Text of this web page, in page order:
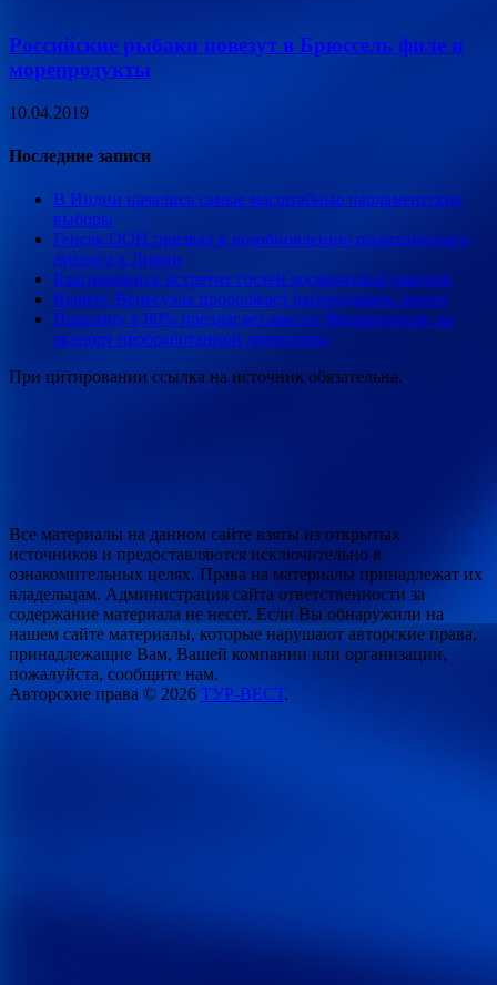
Российские рыбаки повезут в Брюссель филе и
морепродукты
10.04.2019
Последние записи
В Индии начались самые масштабные парламентские
выборы
Генсек ООН призвал к возобновлению политического
диалога в Ливии
Благовещенск встретит гостей космической ракетой
Reuters: Венесуэла продолжает распродавать золото
Пошлину в 80% предлагает ввести Минпромторг на
экспорт необработанной древесины
При цитировании ссылка на источник обязательна.
Все материалы на данном сайте взяты из открытых
источников и предоставляются исключительно в
ознакомительных целях. Права на материалы принадлежат их
владельцам. Администрация сайта ответственности за
содержание материала не несет. Если Вы обнаружили на
нашем сайте материалы, которые нарушают авторские права,
принадлежащие Вам, Вашей компании или организации,
пожалуйста, сообщите нам.
Авторские права © 2026 ТУР-ВЕСТ.